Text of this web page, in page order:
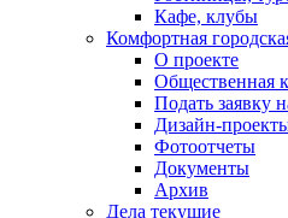
Кафе, клубы
Комфортная
О проекте
Общественная
Подать заявку
Дизайн-
Фотоотчеты
Документы
Архив
Дела текущие